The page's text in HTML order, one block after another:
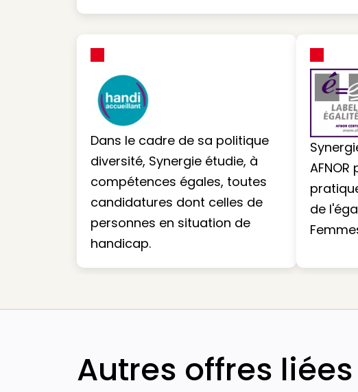
Dans le cadre de sa politique
diversité, Synergie étudie, à
compétences égales, toutes
candidatures dont celles de
personnes en situation de
handicap.
de
Autres offres